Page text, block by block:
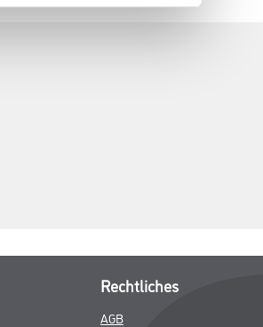
Rechtliches
AGB